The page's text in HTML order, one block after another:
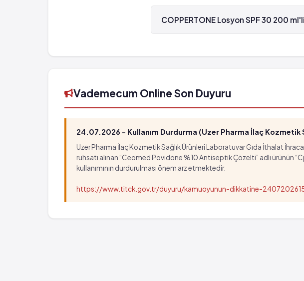
COPPERTONE Losyon SPF 30 200 ml'lik
COPPERTONE Losyon SPF 30 200
Vademecum Online Son Duyuru
24.07.2026 - Kullanım Durdurma (Uzer Pharma İlaç
Uzer Pharma İlaç Kozmetik Sağlık Ürünleri Laboratuvar Gıda İthalat
ruhsatı alınan “Ceomed Povidone %10 Antiseptik Çözelti” adlı ürünün
kullanımının durdurulması önem arz etmektedir.
https://www.titck.gov.tr/duyuru/kamuoyunun-dikkatine-